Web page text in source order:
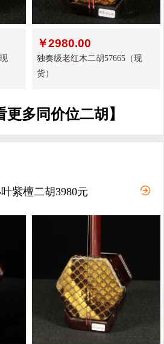
￥2980.00
独奏级老红木二胡57665（现
货）
更多同价位二胡】
紫檀二胡3980元